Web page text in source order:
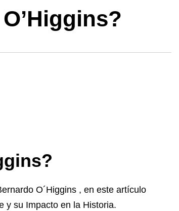
O´Higgins , en este artículo
y su Impacto en la Historia.